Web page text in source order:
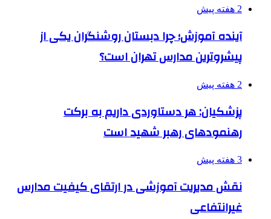
2 هفته پیش
آینده آموزش؛ چرا دبستان روشنگران یکی از
پیشروترین مدارس تهران است؟
2 هفته پیش
پزشکیان: هر دستاوردی داریم به برکت
رهنمودهای رهبر شهید است
3 هفته پیش
نقش مدیریت آموزشی در ارتقای کیفیت مدارس
غیرانتفاعی